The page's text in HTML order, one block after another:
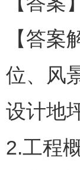
【答
位、风
设计地
2.工程